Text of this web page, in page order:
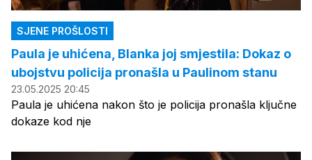
SJENE PROŠLOSTI
Paula je uhićena, Blanka joj smjestila: Dokaz o
ubojstvu policija pronašla u Paulinom stanu
23.05.2025 20:45
Paula je uhićena nakon što je policija pronašla ključne
dokaze kod nje